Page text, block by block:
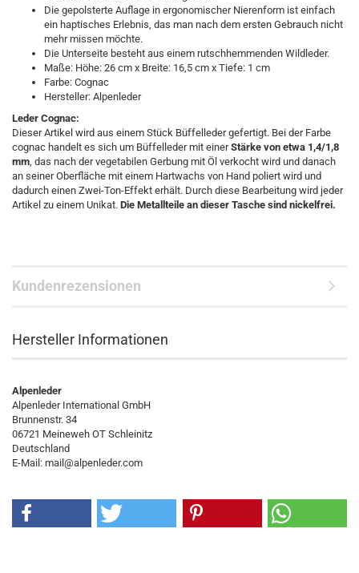
Die gepolsterte Auflage in ergonomischer Nierenform ist einfach
ein haptisches Erlebnis, das man nach dem ersten Gebrauch nicht
mehr missen möchte.
Die Unterseite besteht aus einem rutschhemmenden Wildleder.
Maße: Höhe: 26 cm x Breite: 16,5 cm x Tiefe: 1 cm
Farbe: Cognac
Hersteller: Alpenleder
Leder Cognac:
Dieser Artikel wird aus einem Stück Büffelleder gefertigt. Bei der Farbe
cognac handelt es sich um Büffelleder mit einerStärke von etwa 1,4/1,8
mm, das nach der vegetabilen Gerbung mit Öl verkocht wird und danach
an seiner Oberfläche mit einem Hartwachs von Hand poliert wird und
dadurch einen Zwei-Ton-Effekt erhält. Durch diese Bearbeitung wird jeder
Artikel zu einem Unikat. Die Metallteile an dieser Tasche sind nickelfrei.
Kundenrezensionen
Hersteller Informationen
Alpenleder
Alpenleder International GmbH
Brunnenstr. 34
06721 Meineweh OT Schleinitz
Deutschland
E-Mail: mail@alpenleder.com